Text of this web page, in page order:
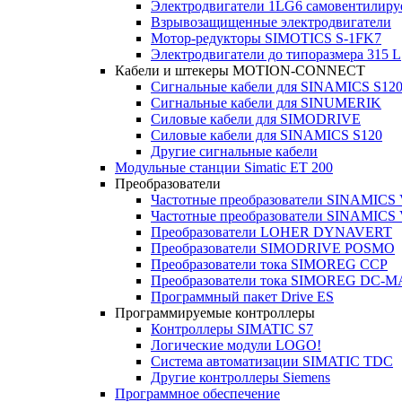
Электродвигатели 1LG6
Взрывозащищенные электродвигатели
Мотор-редукторы SIMOTICS S-1FK7
Электродвигатели до типоразмера 315 L
Кабели и штекеры MOTION-CONNECT
Сигнальные кабели для SINAMICS S120
Сигнальные кабели для SINUMERIK
Силовые кабели для SIMODRIVE
Силовые кабели для SINAMICS S120
Другие сигнальные кабели
Модульные станции Simatic ET 200
Преобразователи
Частотные преобразователи SINAMICS
Частотные преобразователи SINAMICS
Преобразователи LOHER DYNAVERT
Преобразователи SIMODRIVE POSMO
Преобразователи тока SIMOREG CCP
Преобразователи тока SIMOREG DC-
Программный пакет Drive ES
Программируемые контроллеры
Контроллеры SIMATIC S7
Логические модули LOGO!
Система автоматизации SIMATIC TDC
Другие контроллеры Siemens
Программное обеспечение